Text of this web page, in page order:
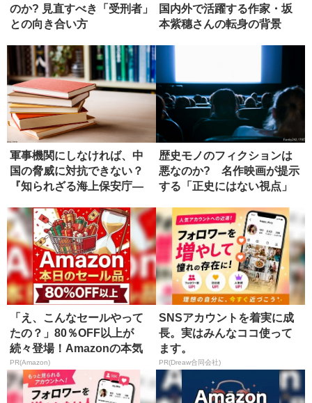
のか? 見直すべき「受刑者」
との向き合い方
国内外で活躍する作家・坂
本紫穗さんの転身の背景
軍事機関にしなければ、中
国の脅威に対抗できない？
『知られざる海上保安庁―
歴史モノのフィクションは
悪なのか? 名作映画が提示
する「正史にはない視点」
「え、こんなセールやって
たの？」80％OFF以上が
続々登場！Amazonの本気
が...
PR(Amazon)
SNSアカウントを着実に成
長。実はみんなココ使って
ます。
PR(Dreaw合同会社)